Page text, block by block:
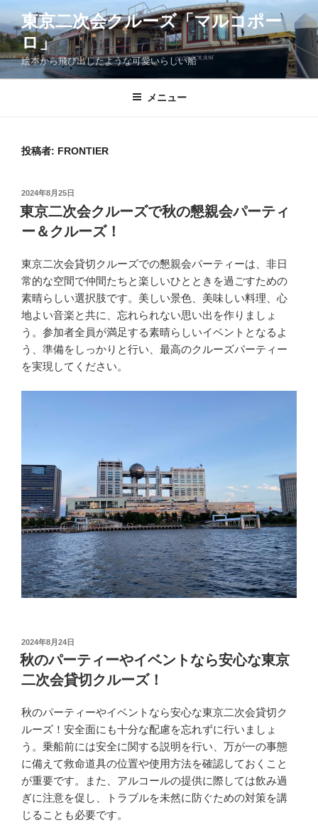
ン
テ
ン
ツ
東京二次会クルーズ「マルコポー
ロ」
絵本から飛び出したような可愛いらしい船
メニュー
投稿者: FRONTIER
投
稿
日:
2024年8月25日
東京二次会クルーズで秋の懇親会パーティ
ー＆クルーズ！
東京二次会貸切クルーズでの懇親会パーティーは、非日
常的な空間で仲間たちと楽しいひとときを過ごすための
素晴らしい選択肢です。美しい景色、美味しい料理、心
地よい音楽と共に、忘れられない思い出を作りましょ
う。参加者全員が満足する素晴らしいイベントとなるよ
う、準備をしっかりと行い、最高のクルーズパーティー
を実現してください。
投
稿
日:
2024年8月24日
秋のパーティーやイベントなら安心な東京
二次会貸切クルーズ！
秋のパーティーやイベントなら安心な東京二次会貸切ク
ルーズ！安全面にも十分な配慮を忘れずに行いましょ
う。乗船前には安全に関する説明を行い、万が一の事態
に備えて救命道具の位置や使用方法を確認しておくこと
が重要です。また、アルコールの提供に際しては飲み過
ぎに注意を促し、トラブルを未然に防ぐための対策を講
じることも必要です。